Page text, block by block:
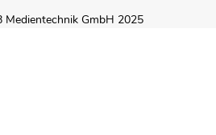
Medientechnik GmbH 2025